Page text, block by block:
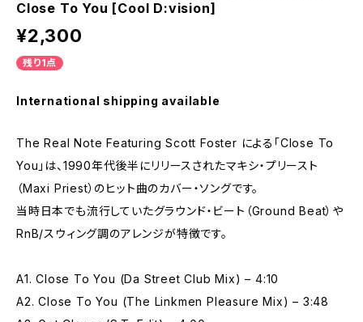
Close To You [Cool D:vision]
¥2,300
残り1点
International shipping available
The Real Note Featuring Scott Foster による「Close To
You」は、1990年代後半にリリースされたマキシ・プリースト
（Maxi Priest）のヒット曲のカバー・ソングです。
当時日本でも流行していたグラウンド・ビート（Ground Beat）や
RnB/スウィング調のアレンジが特徴です。
A1. Close To You (Da Street Club Mix) – 4:10
A2. Close To You (The Linkmen Pleasure Mix) – 3:48